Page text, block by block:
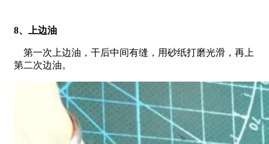
8、上边油
第一次上边油，干后中间有缝，用砂纸打磨光滑，再上
第二次边油。